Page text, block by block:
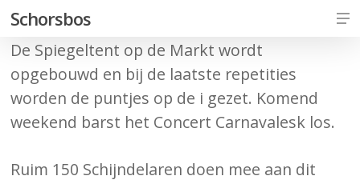
Skip
main
content
Schorsbos
De Spiegeltent op de Markt wordt
opgebouwd en bij de laatste repetities
worden de puntjes op de i gezet. Komend
weekend barst het Concert Carnavalesk los.
Ruim 150 Schijndelaren doen mee aan dit